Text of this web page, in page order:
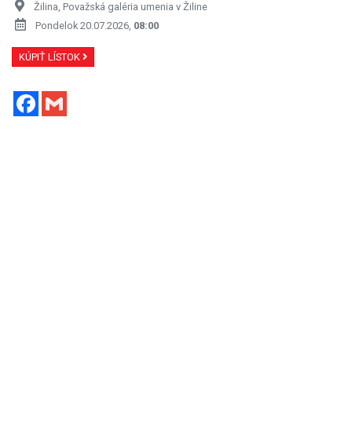
Žilina, Považská galéria umenia v Žiline
Pondelok 20.07.2026, 08:00
KÚPIŤ LÍSTOK
Facebook